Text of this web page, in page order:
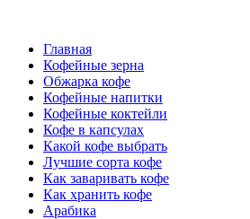
Главная
Кофейные зерна
Обжарка кофе
Кофейные напитки
Кофейные коктейли
Кофе в капсулах
Какой кофе выбрать
Лучшие сорта кофе
Как заваривать кофе
Как хранить кофе
Арабика